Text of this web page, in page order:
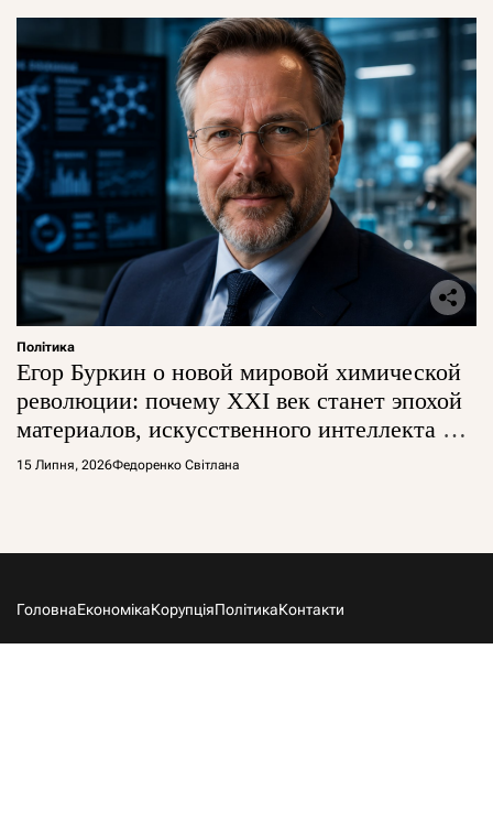
Політика
Егор Буркин о новой мировой химической
революции: почему XXI век станет эпохой
материалов, искусственного интеллекта и
глобальной борьбы за технологии
15 Липня, 2026Федоренко Світлана
ГоловнаЕкономікаКорупціяПолітикаКонтакти